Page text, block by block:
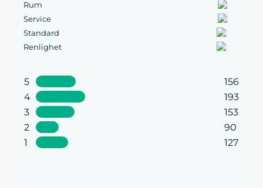
Rum
Service
Standard
Renlighet
5
156
4
193
3
153
2
90
1
127